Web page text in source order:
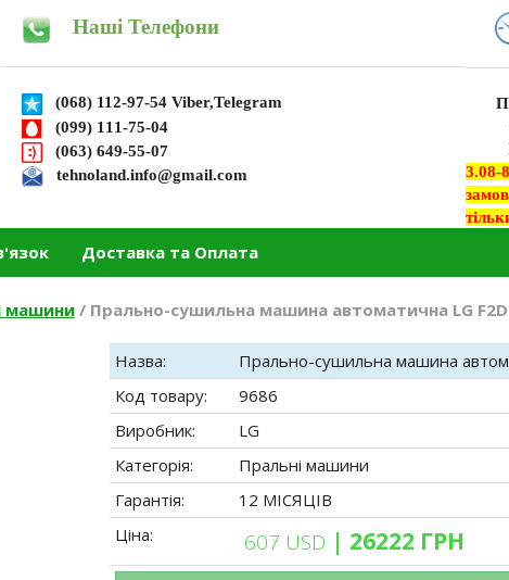
Наші Телефони
(068) 112-97-54 Viber,Telegram
(099) 111-75-04
(063) 649-55-07
tehnoland.info@gmail.com
Пн-
Сб
Нд
3.08-
Доставка та Оплата
машини / Прально-сушильна машина автоматична LG
Назва:
Прально-сушильна машина
Код товару:
9686
Виробник:
LG
Категорія:
Пральні машини
Гарантія:
12 МІСЯЦІВ
Ціна:
607 USD | 26222 ГРН